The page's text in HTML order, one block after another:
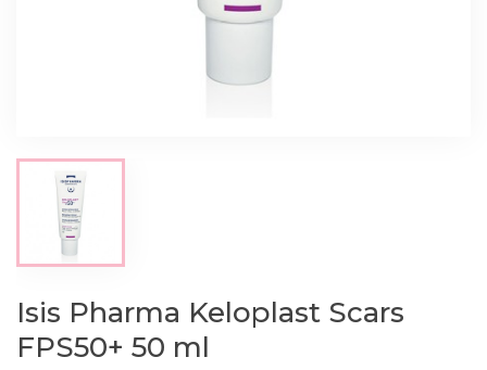
Isis Pharma Keloplast Scars
FPS50+ 50 ml